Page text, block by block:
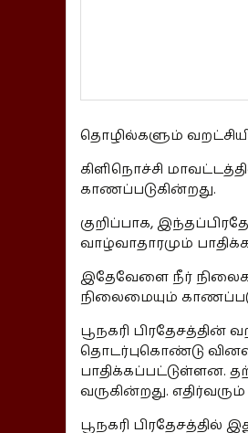
தொழில்களும்
கிளிநொச்சி
காணப்படுகின்றது.
குறிப்பாக,
வாழ்வாதாரமும்
இதேவேளை நீர்
நிலைமையும்
பூநகரி
தொடர்புகொண்டு
பாதிக்கப்பட்டுள்ளன.
வருகின்றது.
பூநகரி பிரதேசத்தில்